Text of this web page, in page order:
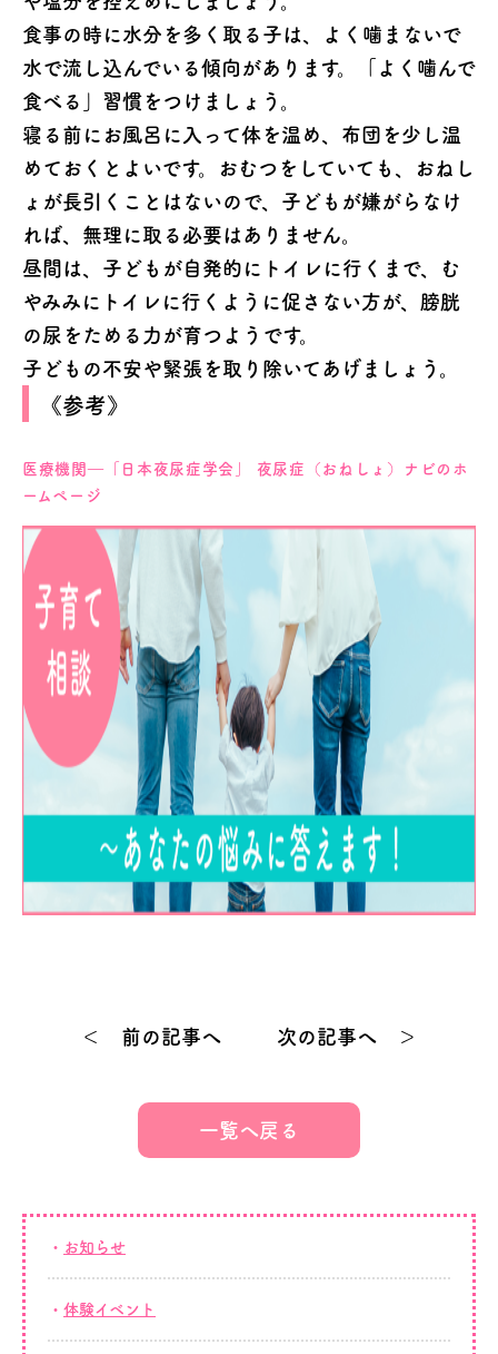
食事の時に水分を多く取る子は、よく噛まないで
水で流し込んでいる傾向があります。「よく噛んで
食べる」習慣をつけましょう。
寝る前にお風呂に入って体を温め、布団を少し温
めておくとよいです。おむつをしていても、おねし
ょが長引くことはないので、子どもが嫌がらなけ
れば、無理に取る必要はありません。
昼間は、子どもが自発的にトイレに行くまで、む
やみみにトイレに行くように促さない方が、膀胱
の尿をためる力が育つようです。
子どもの不安や緊張を取り除いてあげましょう。
《参考》
医療機関―「日本夜尿症学会」
夜尿症（おねしょ）ナビのホ
ームページ
＜ 前の記事へ 次の記事へ ＞
一覧へ戻る
お知らせ
体験イベント